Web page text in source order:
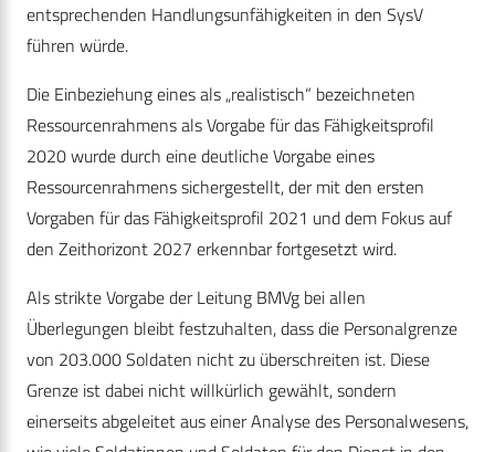
entsprechenden Handlungsunfähigkeiten in den SysV
führen würde.
Die Einbeziehung eines als „realistisch“ bezeichneten
Ressourcenrahmens als Vorgabe für das Fähigkeitsprofil
2020 wurde durch eine deutliche Vorgabe eines
Ressourcenrahmens sichergestellt, der mit den ersten
Vorgaben für das Fähigkeitsprofil 2021 und dem Fokus auf
den Zeithorizont 2027 erkennbar fortgesetzt wird.
Als strikte Vorgabe der Leitung BMVg bei allen
Überlegungen bleibt festzuhalten, dass die Personalgrenze
von 203.000 Soldaten nicht zu überschreiten ist. Diese
Grenze ist dabei nicht willkürlich gewählt, sondern
einerseits abgeleitet aus einer Analyse des Personalwesens,